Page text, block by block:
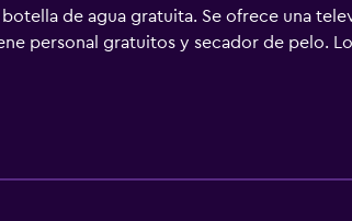
de agua gratuita. Se ofrece una
personal gratuitos y secador de pelo.
para las personas de negocios
con plancha. Se ofrece servicio de